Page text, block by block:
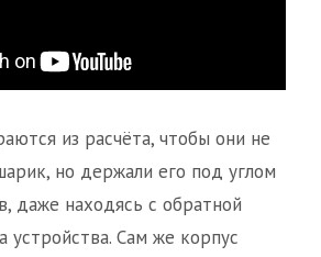
из расчёта, чтобы они не
но держали его под углом
даже находясь с обратной
устройства. Сам же корпус